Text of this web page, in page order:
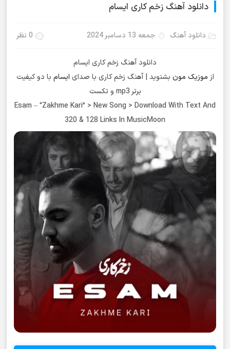
دانلود آهنگ زخم کاری ایسام
دانلود آهنگ جمعه 13 دسامبر 2024 0 نظر
دانلود آهنگ زخم کاری ایسام
از موزیک مون بشنوید | آهنگ زخم کاری با صدای ایسام با دو کیفیت
برتر mp3 و تکست
Esam – “Zakhme Kari” > New Song > Download With Text And
320 & 128 Links In MusicMoon